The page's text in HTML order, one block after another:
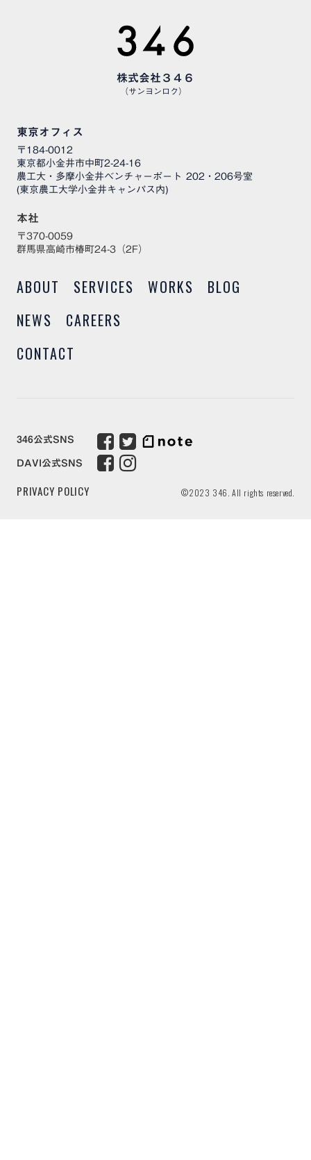
株式会社３４６
（サンヨンロク）
東京オフィス
〒184-0012
東京都小金井市中町2-24-16
農工大・多摩小金井ベンチャーポート 202・206号室
(東京農工大学小金井キャンパス内)
本社
〒370-0059
群馬県高崎市椿町24-3（2F）
ABOUT SERVICES WORKS
BLOG
NEWS
CAREERS
CONTACT
346公式SNS
DAVI公式SNS
PRIVACY POLICY ©2023 346. All rights reserved.